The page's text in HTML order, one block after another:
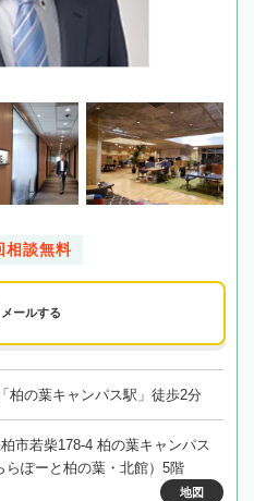
相談無料
メールする
柏の葉キャンパス駅」徒歩2分
市若柴178-4 柏の葉キャンパス
らぽーと柏の葉・北館）5階
地図